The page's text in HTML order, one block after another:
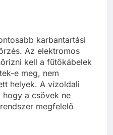
karbantartási
Az elektromos
kell a fűtőkábelek
e meg, nem
helyek. A vízoldali
a csövek ne
megfelelő